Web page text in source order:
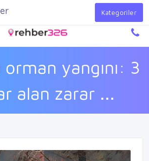
Giriş Yap
yangını: 3
alan zarar ...
Kategoriler